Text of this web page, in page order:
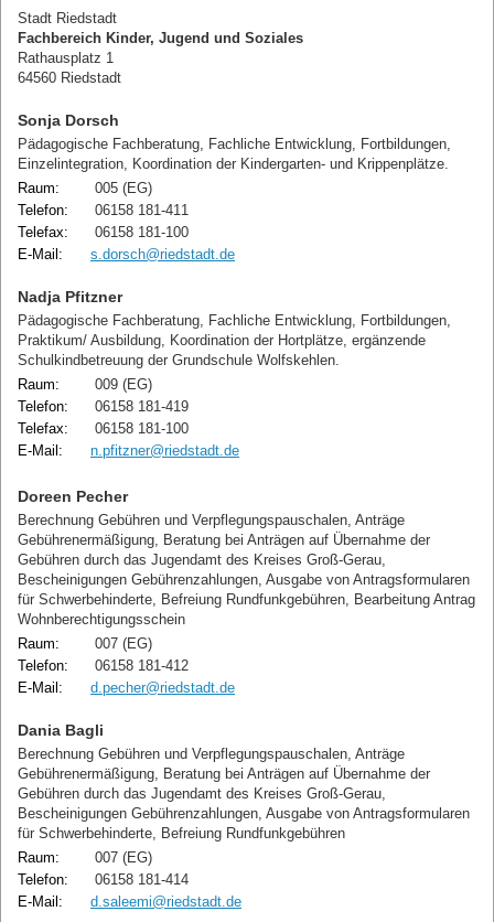
Stadt Riedstadt
Fachbereich Kinder, Jugend und Soziales
Rathausplatz 1
64560 Riedstadt
Sonja Dorsch
Pädagogische Fachberatung, Fachliche Entwicklung, Fortbildungen,
Einzelintegration, Koordination der Kindergarten- und Krippenplätze.
Raum:
005 (EG)
Telefon:
06158 181-411
Telefax:
06158 181-100
E-Mail:
s.dorsch@riedstadt.de
Nadja Pfitzner
Pädagogische Fachberatung, Fachliche Entwicklung, Fortbildungen,
Praktikum/ Ausbildung, Koordination der Hortplätze, ergänzende
Schulkindbetreuung der Grundschule Wolfskehlen.
Raum:
009 (EG)
Telefon:
06158 181-419
Telefax:
06158 181-100
E-Mail:
n.pfitzner@riedstadt.de
Doreen Pecher
Berechnung Gebühren und Verpflegungspauschalen, Anträge
Gebührenermäßigung, Beratung bei Anträgen auf Übernahme der
Gebühren durch das Jugendamt des Kreises Groß-Gerau,
Bescheinigungen Gebührenzahlungen, Ausgabe von Antragsformularen
für Schwerbehinderte, Befreiung Rundfunkgebühren, Bearbeitung Antrag
Wohnberechtigungsschein
Raum:
007 (EG)
Telefon:
06158 181-412
E-Mail:
d.pecher@riedstadt.de
Dania Bagli
Berechnung Gebühren und Verpflegungspauschalen, Anträge
Gebührenermäßigung, Beratung bei Anträgen auf Übernahme der
Gebühren durch das Jugendamt des Kreises Groß-Gerau,
Bescheinigungen Gebührenzahlungen, Ausgabe von Antragsformularen
für Schwerbehinderte, Befreiung Rundfunkgebühren
Raum:
007 (EG)
Telefon:
06158 181-414
E-Mail:
d.saleemi@riedstadt.de